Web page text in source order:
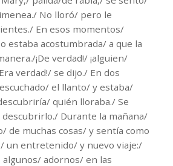
No lloró/ pero le
En esos momentos/
estaba acostumbrada/ a que la
¡De verdad!/ ¡alguien/
verdad!/ se dijo./ En dos
el llanto/ y estaba/
quién lloraba./ Se
Durante la mañana/
de muchas cosas/ y sentía como
un entretenido/ y nuevo viaje:/
algunos/ adornos/ en las